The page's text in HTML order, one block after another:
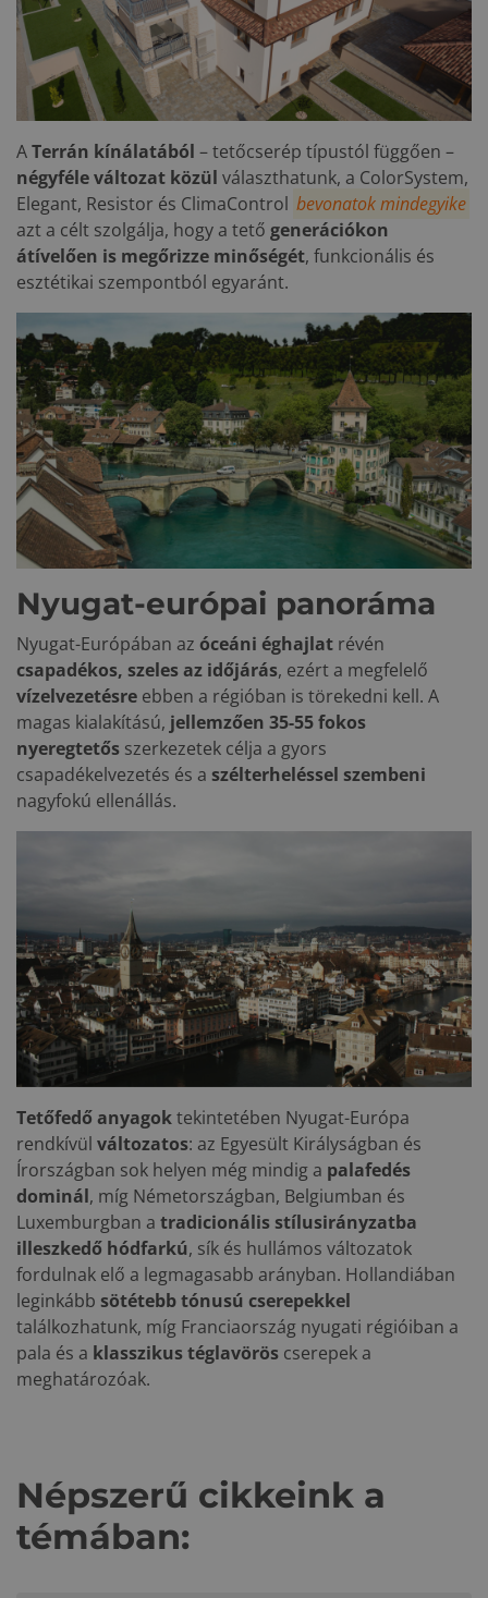
ATerrán kínálatából – tetőcserép típustól függően –
négyféle változat közül választhatunk, a ColorSystem,
Elegant, Resistor és ClimaControl bevonatok mindegyike
azt a célt szolgálja, hogy a tető generációkon
átívelően is megőrizze minőségét, funkcionális és
esztétikai szempontból egyaránt.
Nyugat-európai panoráma
Nyugat-Európában az óceáni éghajlat révén
csapadékos, szeles az időjárás, ezért a megfelelő
vízelvezetésre ebben a régióban is törekedni kell. A
magas kialakítású, jellemzően 35-55 fokos
nyeregtetős szerkezetek célja a gyors
csapadékelvezetés és a szélterheléssel szembeni
nagyfokú ellenállás.
Tetőfedő anyagoktekintetében Nyugat-Európa
rendkívül változatos: az Egyesült Királyságban és
Írországban sok helyen még mindig a palafedés
dominál, míg Németországban, Belgiumban és
Luxemburgban a tradicionális stílusirányzatba
illeszkedő hódfarkú, sík és hullámos változatok
fordulnak elő a legmagasabb arányban. Hollandiában
leginkább sötétebb tónusú cserepekkel
találkozhatunk, míg Franciaország nyugati régióiban a
pala és a klasszikus téglavörös cserepek a
meghatározóak.
Népszerű cikkeink a
témában: